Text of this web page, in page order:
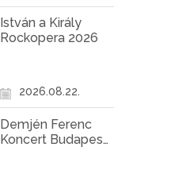
István a Király
Rockopera 2026
2026.08.22.
Demjén Ferenc
Koncert Budapest